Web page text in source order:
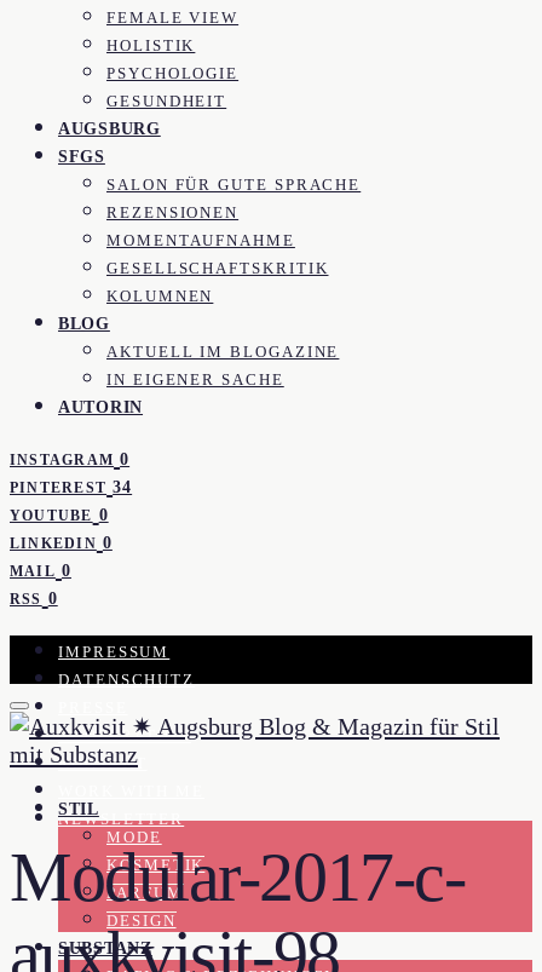
FEMALE VIEW
HOLISTIK
PSYCHOLOGIE
GESUNDHEIT
AUGSBURG
SFGS
SALON FÜR GUTE SPRACHE
REZENSIONEN
MOMENTAUFNAHME
GESELLSCHAFTSKRITIK
KOLUMNEN
BLOG
AKTUELL IM BLOGAZINE
IN EIGENER SACHE
AUTORIN
INSTAGRAM 0
PINTEREST 34
YOUTUBE 0
LINKEDIN 0
MAIL 0
RSS 0
IMPRESSUM
DATENSCHUTZ
KOOPERATION
KONTAKT
NEWSLETTER
STIL
MODE
KOSMETIK
PARFUM
DESIGN
SUBSTANZ
Modular-2017-c-
auxkvisit-98